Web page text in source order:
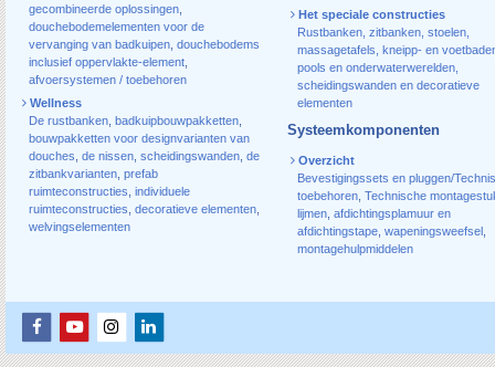
gecombineerde oplossingen
douchebodemelementen voor de
vervanging van badkuipen douchebodems
inclusief oppervlakte-element
afvoersystemen / toebehoren
Wellness
De rustbanken badkuipbouwpakketten
bouwpakketten voor designvarianten van
douches de nissen scheidingswanden de
zitbankvarianten prefab
ruimteconstructies individuele
ruimteconstructies decoratieve elementen
welvingselementen
Het speciale constructies
Rustbanken, zitbanken, stoelen,
massagetafels, kneipp- en
pools en onderwaterwerelden,
scheidingswanden en decoratieve
elementen
Systeemkomponenten
Overzicht
Bevestigingssets en pluggen/
toebehoren, Technische
lijmen, afdichtingsplamuur en
afdichtingstape, wapeningsweefsel
montagehulpmiddelen